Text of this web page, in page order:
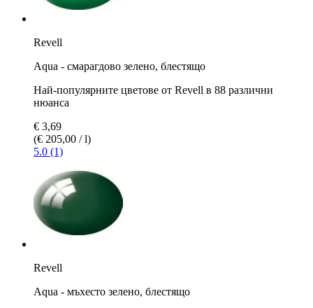
Revell
Aqua - смарагдово зелено, блестящо
Най-популярните цветове от Revell в 88 различни
нюанса
€ 3,69
(€ 205,00 / l)
5.0 (1)
Revell
Aqua - мъхесто зелено, блестящо